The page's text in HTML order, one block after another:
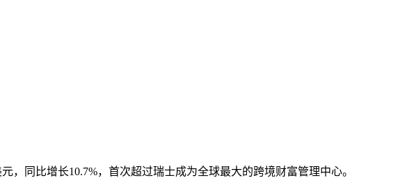
，同比增长10.7%，首次超过瑞士成为全球最大的跨境财富管理中心。